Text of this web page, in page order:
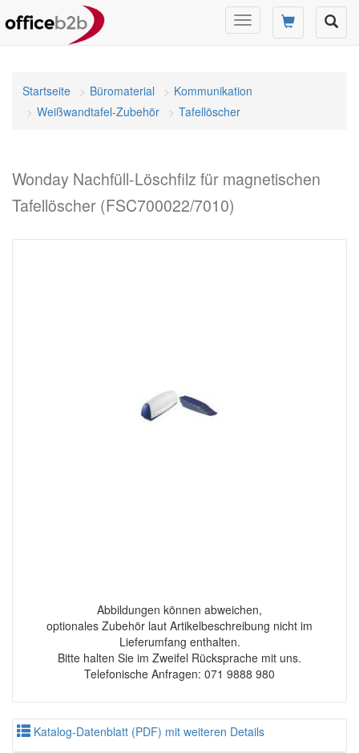
Navigation
umschalten
Startseite Büromaterial
Kommunikation
Weißwandtafel-Zubehör
Tafellöscher
Wonday Nachfüll-Löschfilz für magnetischen
Tafellöscher (FSC700022/7010)
Abbildungen können abweichen,
optionales Zubehör laut Artikelbeschreibung nicht im
Lieferumfang enthalten.
Bitte halten Sie im Zweifel Rücksprache mit uns.
Telefonische Anfragen: 071 9888 980
Katalog-Datenblatt (PDF) mit weiteren Details